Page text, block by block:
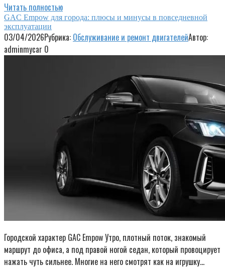
Читать полностью
GAC Empow для города: плюсы и минусы в повседневной
эксплуатации
03/04/2026Рубрика: Обслуживание и ремонт двигателейАвтор:
adminmycar 0
Городской характер GAC Empow Утро, плотный поток, знакомый
маршрут до офиса, а под правой ногой седан, который провоцирует
нажать чуть сильнее. Многие на него смотрят как на игрушку…